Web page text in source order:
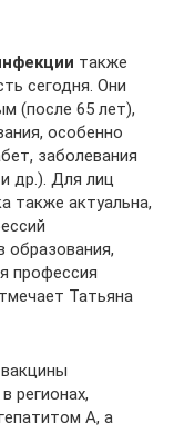
также
сегодня. Они
(после 65 лет),
особенно
заболевания
др.). Для лиц
также актуальна,
образования,
профессия
Татьяна
регионах,
А, а